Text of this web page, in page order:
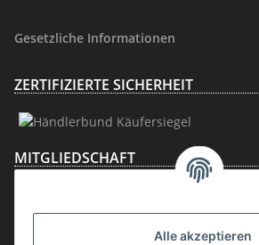
Alle akzeptieren
Gesetzliche Informationen
ZERTIFIZIERTE SICHERHEIT
MITGLIEDSCHAFT